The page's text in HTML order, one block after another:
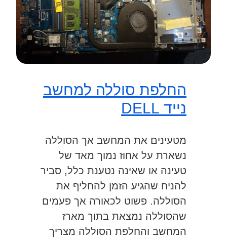
החלפת סוללה למחשב
נייד DELL
מטעינים את המחשב אך הסוללה
נשארת על אחוז נמוך מאד של
טעינה או שאינה נטענת כלל, סביר
להניח שהגיע הזמן להחליף את
הסוללה. פשוט לכאורה אך פעמים
שהסוללה נמצאת בתוך מארז
המחשב והחלפת הסוללה מצריך